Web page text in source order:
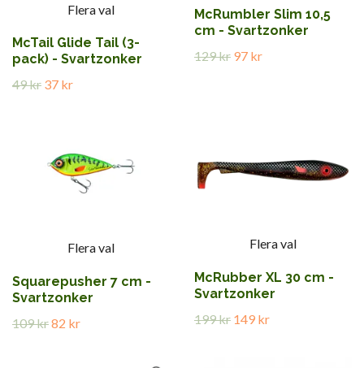
Flera val
McTail Glide Tail (3-
pack) - Svartzonker
49 kr 37 kr
McRumbler Slim 10,5
cm - Svartzonker
129 kr 97 kr
Flera val
Squarepusher 7 cm -
Svartzonker
109 kr82 kr
Flera val
McRubber XL 30 cm -
Svartzonker
199 kr 149 kr